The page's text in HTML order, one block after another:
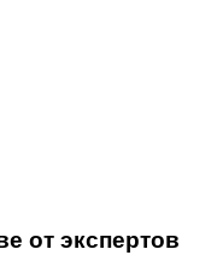
от экспертов